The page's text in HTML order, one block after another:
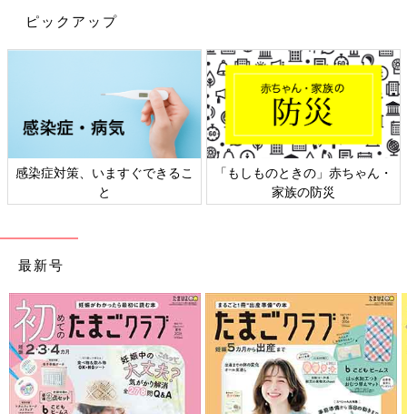
ピックアップ
ゃん・
日本外来小児科学会リーフレッ
六星占術 細木かおりさ
最新号